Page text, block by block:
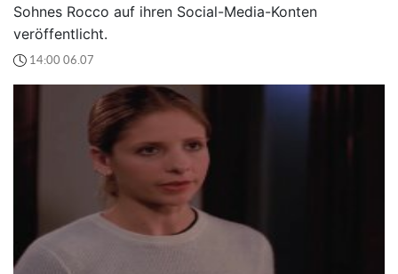
Sohnes Rocco auf ihren Social-Media-Konten
veröffentlicht.
14:00 06.07